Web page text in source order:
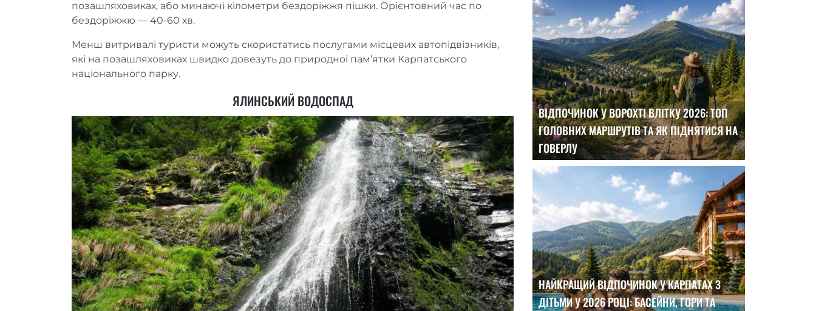
позашляховиках, або минаючі кілометри бездоріжжя пішки. Орієнтовний час по
бездоріжжю — 40-60 хв.
Менш витривалі туристи можуть скористатись послугами місцевих автопідвізників,
які на позашляховиках швидко довезуть до природної пам’ятки Карпатського
національного парку.
ЯЛИНСЬКИЙ ВОДОСПАД
ВІДПОЧИНОК У ВОРОХТІ ВЛІТКУ 2026: ТОП
ГОЛОВНИХ МАРШРУТІВ ТА ЯК ПІДНЯТИСЯ НА
ГОВЕРЛУ
НАЙКРАЩИЙ ВІДПОЧИНОК У КАРПАТАХ З
ДІТЬМИ У 2026 РОЦІ: БАСЕЙНИ, ГОРИ ТА